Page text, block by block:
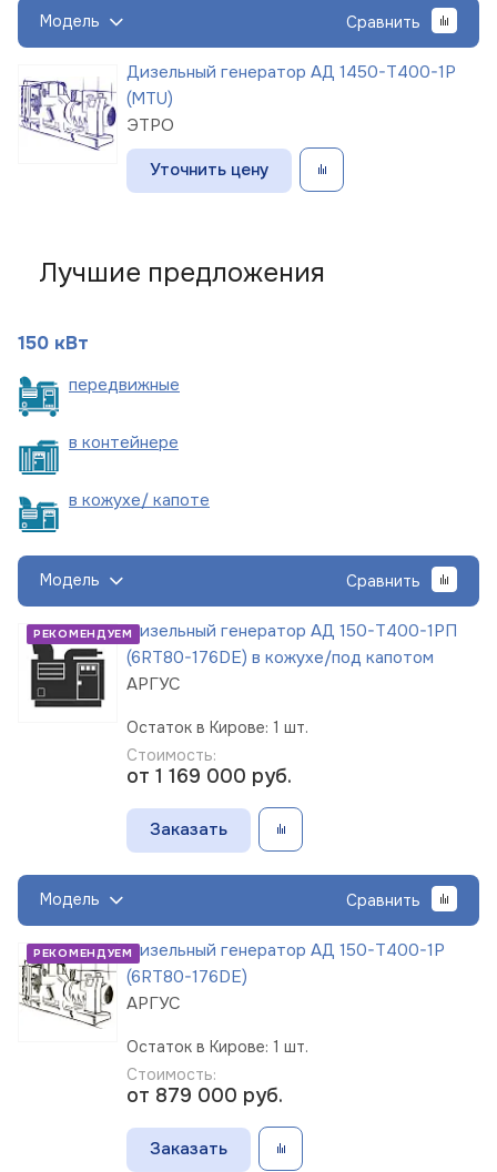
Модель Сравнить
Дизельный генератор АД 1450-Т400-1Р
(MTU)
ЭТРО
Уточнить цену
Лучшие предложения
150 кВт
передвижные
в контейнере
в кожухе/ капоте
Модель Сравнить
РЕКОМЕНДУЕМДизельный генератор АД 150-Т400-1РП
(6RT80-176DE) в кожухе/под капотом
АРГУС
Остаток в Кирове: 1 шт.
Стоимость:
от 1 169 000 руб.
Заказать
Модель Сравнить
РЕКОМЕНДУЕМДизельный генератор АД 150-Т400-1Р
(6RT80-176DE)
АРГУС
Остаток в Кирове: 1 шт.
Стоимость:
от 879 000 руб.
Заказать